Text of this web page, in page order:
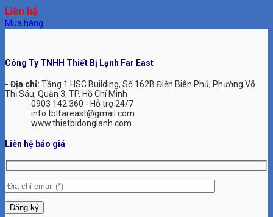
Liên hệ
Mua hàng
Công Ty TNHH Thiết Bị Lạnh Far East
- Địa chỉ: Tầng 1 HSC Building, Số 162B Điện Biên Phủ, Phường Võ
Thị Sáu, Quận 3, TP. Hồ Chí Minh
0903 142 360 - Hỗ trợ 24/7
info.tblfareast@gmail.com
www.thietbidonglanh.com
Liên hệ báo giá